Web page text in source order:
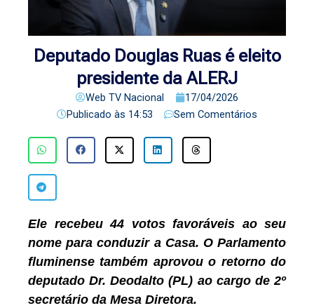
Deputado Douglas Ruas é eleito
presidente da ALERJ
Web TV Nacional
17/04/2026
Publicado às 14:53 Sem Comentários
Ele recebeu 44 votos favoráveis ao seu
nome para conduzir a Casa. O Parlamento
fluminense também aprovou o retorno do
deputado Dr. Deodalto (PL) ao cargo de 2º
secretário da Mesa Diretora.